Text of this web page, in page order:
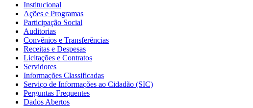
Institucional
Ações e Programas
Participação Social
Auditorias
Convênios e Transferências
Receitas e Despesas
Licitações e Contratos
Servidores
Informações Classificadas
Serviço de Informações ao Cidadão (SIC)
Perguntas Frequentes
Dados Abertos